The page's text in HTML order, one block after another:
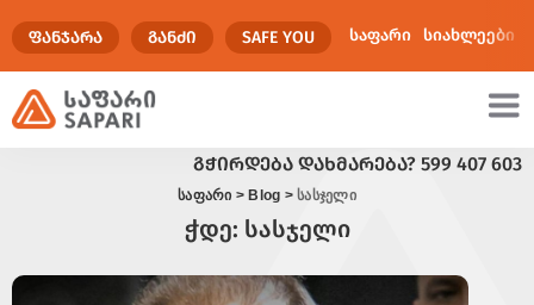
ᲤᲐᲜᲯᲐᲠᲐ ᲒᲐᲜᲫᲘ SAFE YOU საფარი სიახლეები
ᲒᲭᲘᲠᲓᲔᲑᲐ ᲓᲐᲮᲛᲐᲠᲔᲑᲐ? 599 407 603
საფარი > Blog >სასჯელი
ჭდე: სასჯელი